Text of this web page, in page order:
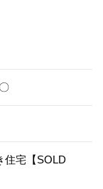
住宅【SOLD